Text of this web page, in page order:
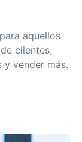
aquellos
clientes,
y vender más.